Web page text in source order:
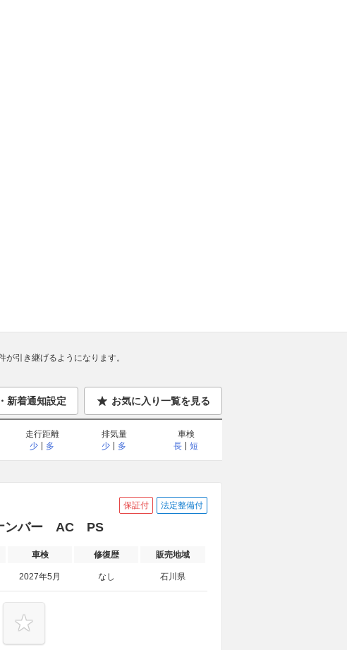
引き継げるようになります。
新着通知設定 お気に入り一覧を見る
走行距離
少
多
排気量
少
多
車検
長
短
保証付 法定整備付
ンバー AC PS
車検 修復歴 販売地域
2027年5月 なし 石川県